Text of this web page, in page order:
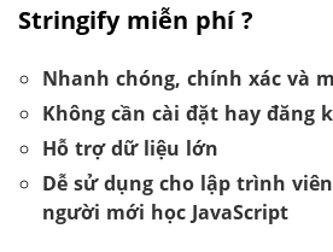
Stringify miễn phí ?
Nhanh chóng, chính xác và
Không cần cài đặt hay đăng
Hỗ trợ dữ liệu lớn
Dễ sử dụng cho lập trình
người mới học JavaScript